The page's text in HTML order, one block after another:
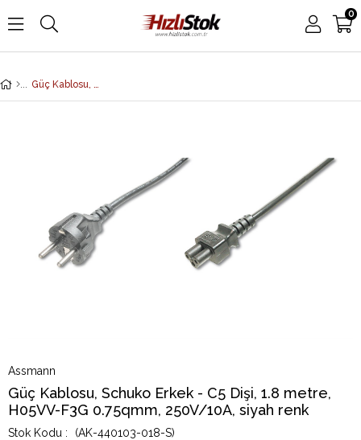
0
Güç Kablosu, Schuko Erkek - C5 Dişi, 1.8 metre, H05VV-F3G 0.75qmm, 250V/10A, siyah renk
Assmann
Güç Kablosu, Schuko Erkek - C5 Dişi, 1.8 metre,
H05VV-F3G 0.75qmm, 250V/10A, siyah renk
(AK-440103-018-S)